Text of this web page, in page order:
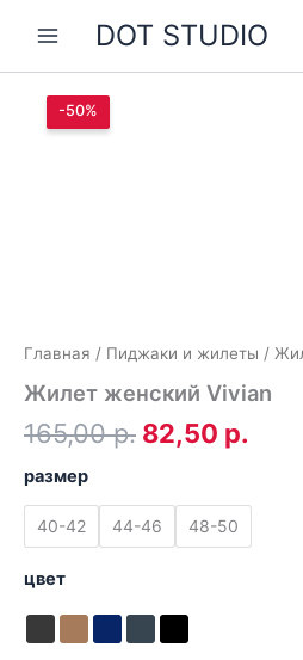
содержимомуDOT STUDIO
-50%
Главная / Пиджаки и жилеты /
Жилет женский Vivian
165,00р.
составляла
165,00 р..
82,50 р.
размер
40-42 44-46 48-50
цвет